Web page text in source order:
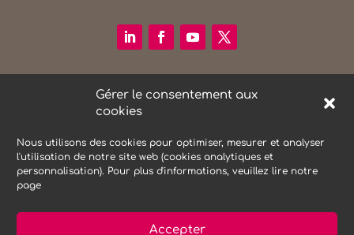
Gérer le consentement aux
cookies
Nous utilisons des cookies pour optimiser, mesurer et analyser
l'utilisation de notre site web (cookies analytiques et
personnalisation). Pour plus d'informations, veuillez lire notre
page
Accepter
RECHERCHER SUR LE SITE
Search Button
NEWSLETTER